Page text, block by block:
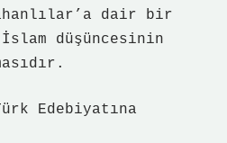
dair bir
düşüncesinin
Edebiyatına